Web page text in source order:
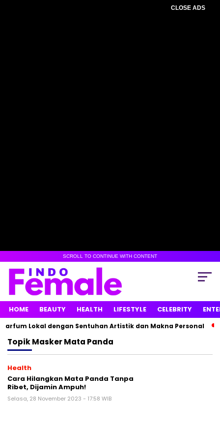
CLOSE ADS
SCROLL TO CONTINUE WITH CONTENT
HOME BEAUTY HEALTH LIFESTYLE CELEBRITY
Lokal dengan Sentuhan Artistik dan Makna Personal
TopikMasker Mata Panda
Health
Cara Hilangkan Mata Panda Tanpa
Ribet, Dijamin Ampuh!
Selasa, 28 November 2023 - 17:58 WIB